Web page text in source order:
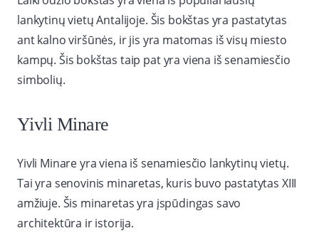
lankytinų vietų Antalijoje. Šis bokštas yra pastatytas
ant kalno viršūnės, ir jis yra matomas iš visų miesto
kampų. Šis bokštas taip pat yra viena iš senamiesčio
simbolių.
Yivli Minare
Yivli Minare yra viena iš senamiesčio lankytinų vietų.
Tai yra senovinis minaretas, kuris buvo pastatytas XIII
amžiuje. Šis minaretas yra įspūdingas savo
architektūra ir istorija.